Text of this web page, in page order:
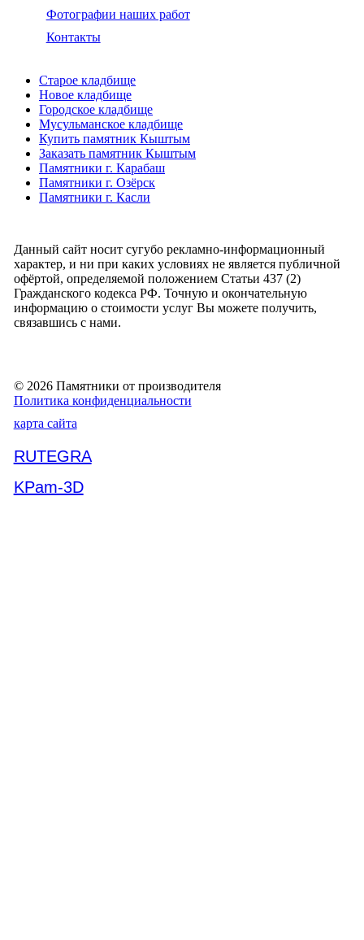
Фотографии наших работ
Контакты
Старое кладбище
Новое кладбище
Городское кладбище
Мусульманское кладбище
Купить памятник Кыштым
Заказать памятник Кыштым
Памятники г. Карабаш
Памятники г. Озёрск
Памятники г. Касли
Данный сайт носит сугубо рекламно-информационный
характер, и ни при каких условиях не является публичной
офёртой, определяемой положением Статьи 437 (2)
Гражданского кодекса РФ. Точную и окончательную
информацию о стоимости услуг Вы можете получить,
связавшись с нами.
© 2026 Памятники от производителя
Политика конфиденциальности
карта сайта
RUTEGRA
KPam-3D